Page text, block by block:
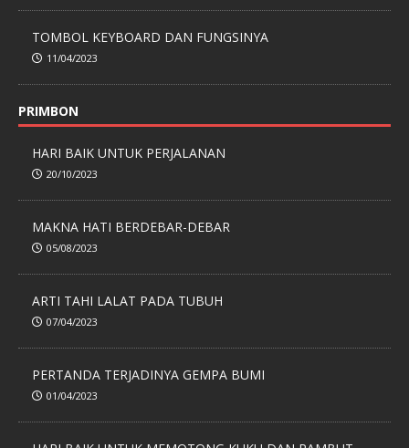
TOMBOL KEYBOARD DAN FUNGSINYA
11/04/2023
PRIMBON
HARI BAIK UNTUK PERJALANAN
20/10/2023
MAKNA HATI BERDEBAR-DEBAR
05/08/2023
ARTI TAHI LALAT PADA TUBUH
07/04/2023
PERTANDA TERJADINYA GEMPA BUMI
01/04/2023